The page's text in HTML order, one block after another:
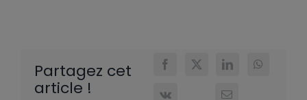
Partagez cet
article !